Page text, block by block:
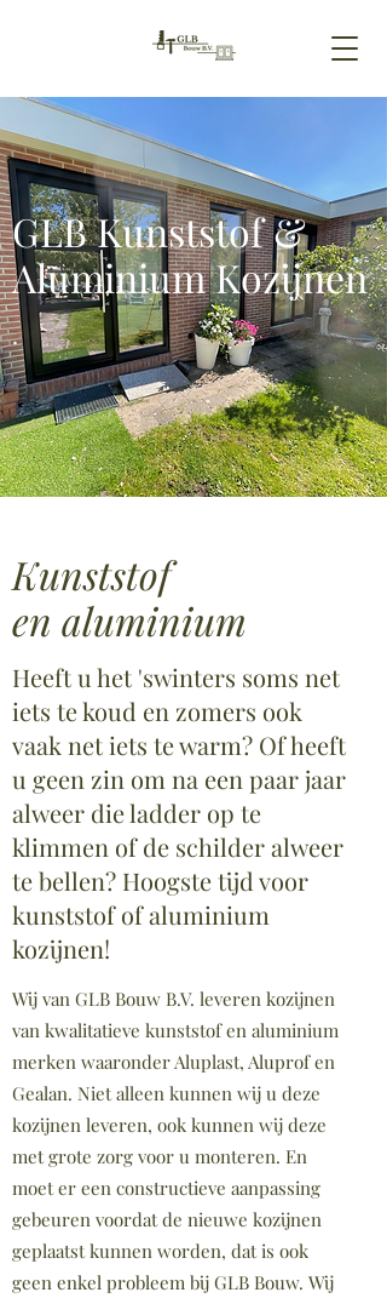
GLB Kunststof &
Aluminium Kozijnen
.
Kunststof
en aluminium
Heeft u het 'swinters soms net
iets te koud en zomers ook
vaak net iets te warm? Of heeft
u geen zin om na een paar jaar
alweer die ladder op te
klimmen of de schilder alweer
te bellen? Hoogste tijd voor
kunststof of aluminium
kozijnen!
Wij van GLB Bouw B.V. leveren kozijnen
van kwalitatieve kunststof en aluminium
merken waaronder Aluplast, Aluprof en
Gealan. Niet alleen kunnen wij u deze
kozijnen leveren, ook kunnen wij deze
met grote zorg voor u monteren. En
moet er een constructieve aanpassing
gebeuren voordat de nieuwe kozijnen
geplaatst kunnen worden, dat is ook
geen enkel probleem bij GLB Bouw. Wij